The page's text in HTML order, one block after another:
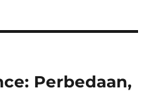
Perbedaan,